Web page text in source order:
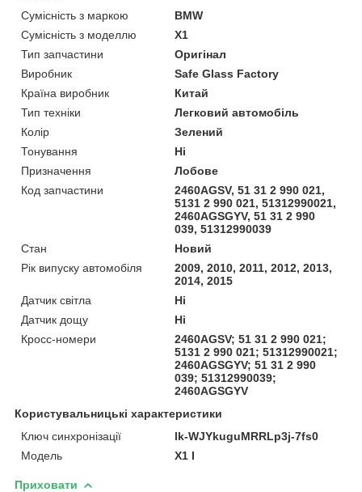
Сумісність з маркою
BMW
Сумісність з моделлю
X1
Тип запчастини
Оригінал
Виробник
Safe Glass Factory
Країна виробник
Китай
Тип техніки
Легковий автомобіль
Колір
Зелений
Тонування
Ні
Призначення
Лобове
Код запчастини
2460AGSV, 51 31 2 990 021,
5131 2 990 021, 51312990021,
2460AGSGYV, 51 31 2 990
039, 51312990039
Стан
Новий
Рік випуску автомобіля
2009, 2010, 2011, 2012, 2013,
2014, 2015
Датчик світла
Ні
Датчик дощу
Ні
Кросс-номери
2460AGSV; 51 31 2 990 021;
5131 2 990 021; 51312990021;
2460AGSGYV; 51 31 2 990
039; 51312990039;
2460AGSGYV
Користувальницькі характеристики
Ключ синхронізації
lk-WJYkuguMRRLp3j-7fs0
Мoдель
X1 I
Приховати